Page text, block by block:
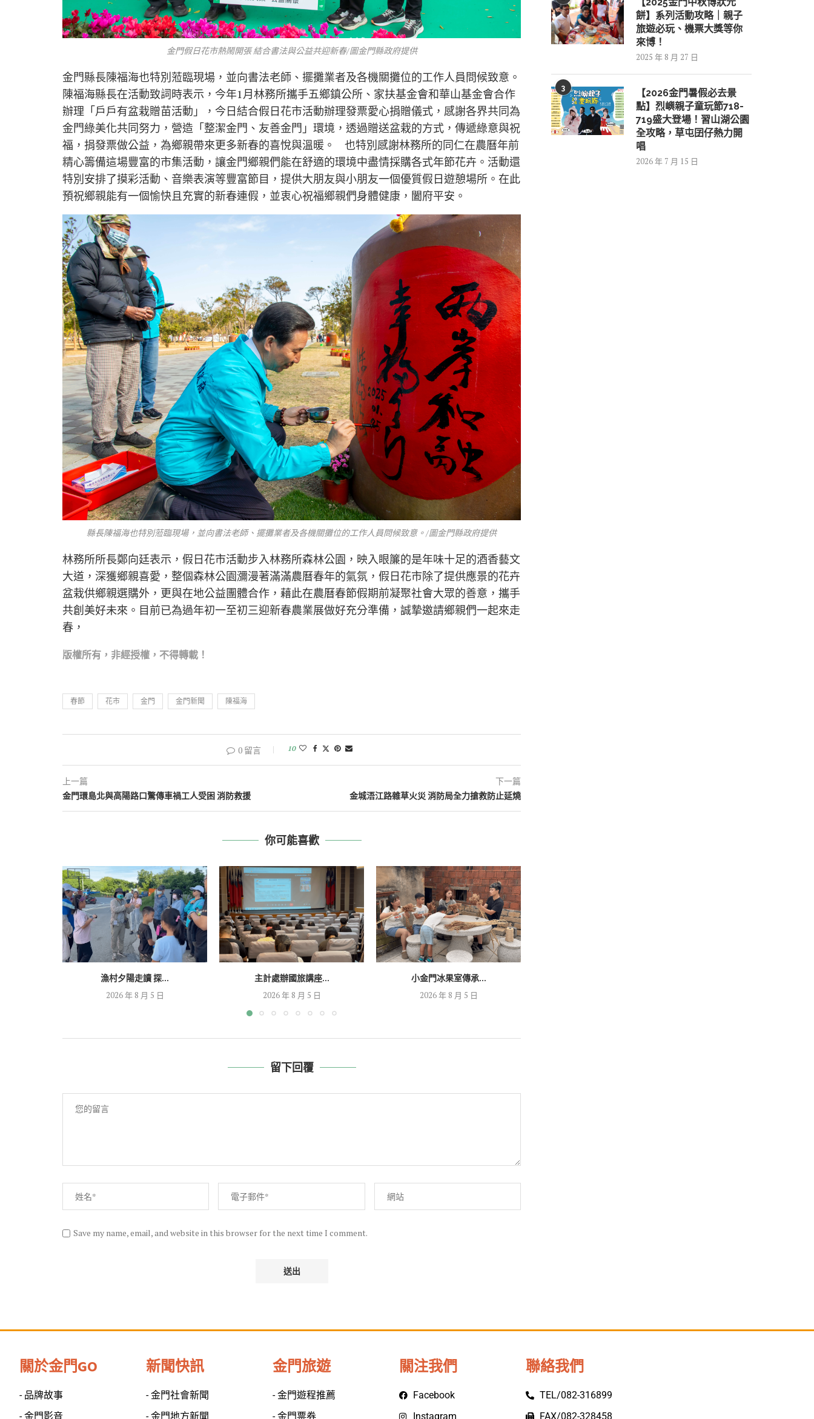
金門假日花市熱鬧開張 結合書法與公益共迎新春/圖金門縣政府提供
金門縣長陳福海也特別蒞臨現場，並向書法老師、擺攤業者及各機關攤位的工作人員問候致意。
陳福海縣長在活動致詞時表示，今年1月林務所攜手五鄉鎮公所、家扶基金會和華山基金會合作
辦理「戶戶有盆栽贈苗活動」，今日結合假日花市活動辦理發票愛心捐贈儀式，感謝各界共同為
金門綠美化共同努力，營造「整潔金門、友善金門」環境，透過贈送盆栽的方式，傳遞綠意與祝
福，捐發票做公益，為鄉親帶來更多新春的喜悅與溫暖。 也特別感謝林務所的同仁在農曆年前
精心籌備這場豐富的市集活動，讓金門鄉親們能在舒適的環境中盡情採購各式年節花卉。活動還
特別安排了摸彩活動、音樂表演等豐富節目，提供大朋友與小朋友一個優質假日遊憩場所。在此
預祝鄉親能有一個愉快且充實的新春連假，並衷心祝福鄉親們身體健康，闔府平安。
縣長陳福海也特別蒞臨現場，並向書法老師、擺攤業者及各機關攤位的工作人員問候致意。/圖金門縣政府提供
林務所所長鄭向廷表示，假日花市活動步入林務所森林公園，映入眼簾的是年味十足的酒香藝文
大道，深獲鄉親喜愛，整個森林公園瀰漫著滿滿農曆春年的氣氛，假日花市除了提供應景的花卉
盆栽供鄉親選購外，更與在地公益團體合作，藉此在農曆春節假期前凝聚社會大眾的善意，攜手
共創美好未來。目前已為過年初一至初三迎新春農業展做好充分準備，誠摯邀請鄉親們一起來走
春，
版權所有，非經授權，不得轉載！
春節 花市 金門 金門新聞 陳福海
0 留言 10
上一篇
金門環島北與高陽路口驚傳車禍工人受困 消防救援
下一篇
金城浯江路雜草火災 消防局全力搶救防止延燒
你可能喜歡
漁村夕陽走讀 探...
2026 年 8 月 5 日
主計處辦國旅講座...
2026 年 8 月 5 日
小金門冰果室傳承...
2026 年 8 月 5 日
留下回覆
Save my name, email, and website in this browser for the next time I comment.
餅】系列活動攻略｜親子
旅遊必玩、機票大獎等你
來博！
2025 年 8 月 27 日
3
【2026金門暑假必去景
點】烈嶼親子童玩節718-
719盛大登場！習山湖公園
全攻略，草屯囝仔熱力開
唱
2026 年 7 月 15 日
關於金門GO
- 品牌故事
- 金門影音
新聞快訊
- 金門社會新聞
- 金門地方新聞
金門旅遊
- 金門遊程推薦
- 金門票券
關注我們
Facebook
Instagram
聯絡我們
TEL/082-316899
FAX/082-328458